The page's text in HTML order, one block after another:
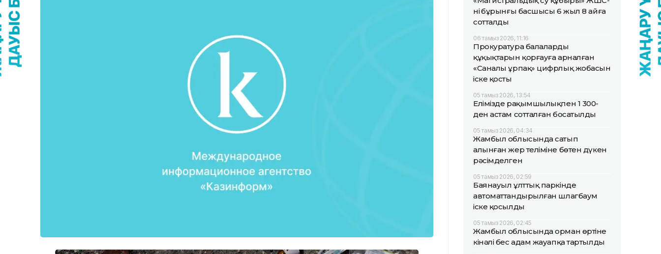
нің бұрынғы басшысы 6 жыл 8 айға
сотталды
06 тамыз 2026, 11:16
Прокуратура балалардың
құқықтарын қорғауға арналған
«Саналы ұрпақ» цифрлық жобасын
іске қосты
05 тамыз 2026, 13:54
Елімізде рақымшылықпен 1 300-
ден астам сотталған босатылды
05 тамыз 2026, 04:34
Жамбыл облысында сатып
алынған жер теліміне бөтен дүкен
рәсімделген
05 тамыз 2026, 02:59
Баянауыл ұлттық паркінде
автоматтандырылған шлагбаум
іске қосылды
05 тамыз 2026, 02:45
Жамбыл облысында орман өртіне
кінәлі бес адам жауапқа тартылды